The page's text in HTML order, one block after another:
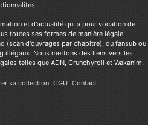
et d'actualité qui a pour vocation de
toutes ses formes de manière légale.
(scan d'ouvrages par chapitre), du fansub ou
illégaux. Nous mettons des liens vers les
telles que ADN, Crunchyroll et Wakanim.
sa collection CGU Contact